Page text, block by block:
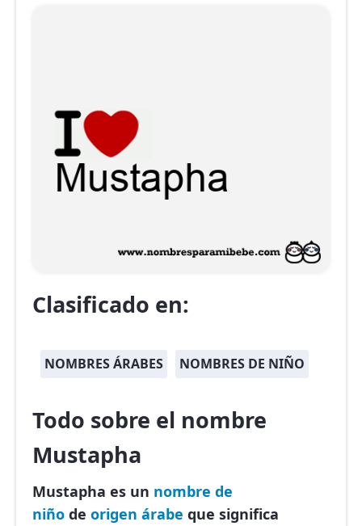
Clasificado en:
NOMBRES ÁRABES NOMBRES DE NIÑO
Todo sobre el nombre
Mustapha
Mustapha es un nombre de
niño de origen árabe que significa